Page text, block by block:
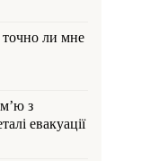
точно ли мне
з
евакуації